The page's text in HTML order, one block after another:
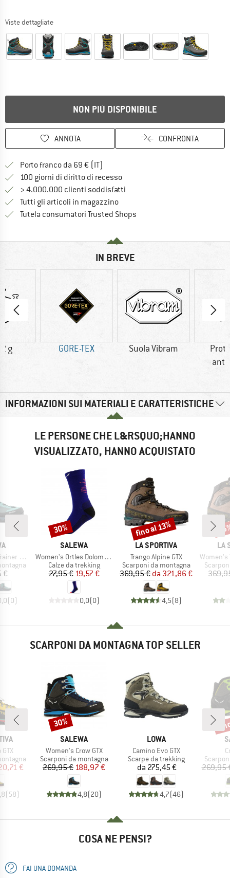
Viste dettagliate
NON PIÙ DISPONIBILE
ANNOTA CONFRONTA
Porto franco da 69 € (IT)
100 giorni di diritto di recessoVai alla politica di recesso qui
> 4.000.000 clienti soddisfatti
Tutti gli articoli in magazzino
Tutela consumatori Trusted Shops
IN BREVE
g GORE-TEX Suola Vibram
INFORMAZIONI SUI MATERIALI E CARATTERISTICHE
LE PERSONE CHE L&RSQUO;HANNO
VISUALIZZATO, HANNO ACQUISTATO
Mid GTX
€
(0)
MARCHIO
SALEWA
Articolo
Women's Ortles Dolomites All Mountain Crew Sock
Gruppo di prodotti
Calze da trekking
Prezzo
27,95 €Prezzo ridotto
19,57 €
0,0(0)
Sconto
30%
MARCHIO
LA SPORTIVA
Articolo
Trango Alpine GTX
Gruppo di prodotti
Scarponi da montagna
Prezzo
369,95 € Prezzo ridotto
da 321,86 €
4,5(8)
Sconto
fino al 13%
LA
Articolo
Women's
Gruppo
SCARPONI DA MONTAGNA TOP SELLER
ridotto
€
(58)
MARCHIO
SALEWA
Articolo
Women's Crow GTX
Gruppo di prodotti
Scarponi da montagna
Prezzo
269,95 €Prezzo ridotto
188,97 €
4,8(20)
Sconto
30%
MARCHIO
LOWA
Articolo
Camino Evo GTX
Gruppo di prodotti
Scarpe da trekking
Prezzo
da 275,45 €
4,7(46)
Gruppo
269,95
COSA NE PENSI?
FAI UNA DOMANDA